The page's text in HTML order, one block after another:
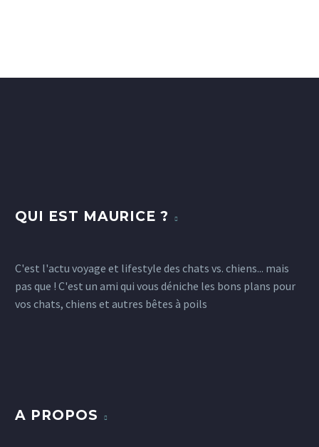
QUI EST MAURICE ?
C'est l'actu voyage et lifestyle des chats vs. chiens... mais
pas que ! C'est un ami qui vous déniche les bons plans pour
vos chats, chiens et autres bêtes à poils
A PROPOS